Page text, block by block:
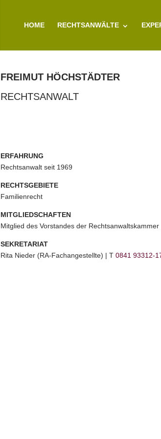
HOME RECHTSANWÄLTE
FREIMUT HÖCHSTÄDTER
RECHTSANWALT
ERFAHRUNG
Rechtsanwalt seit 1969
RECHTSGEBIETE
Familienrecht
MITGLIEDSCHAFTEN
Mitglied des Vorstandes der
SEKRETARIAT
Rita Nieder (RA-Fachangestellte) | T0841 93312-